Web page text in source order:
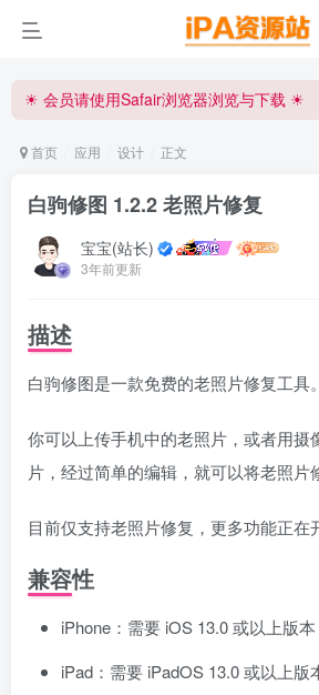
iPA资源站官方唯一客服微信:15504815558
iPA资源站官方唯一客服微信:15504815558
首页 应用 设计 正文
白驹修图 1.2.2 老照片修复
宝宝(站长)
3年前更新
描述
白驹修图是一款免费的老照片修复工具。
你可以上传手机中的老照片，或者用摄
片，经过简单的编辑，就可以将老照片
目前仅支持老照片修复，更多功能正在
兼容性
iPhone：需要 iOS 13.0 或以上版本
iPad：需要 iPadOS 13.0 或以上版